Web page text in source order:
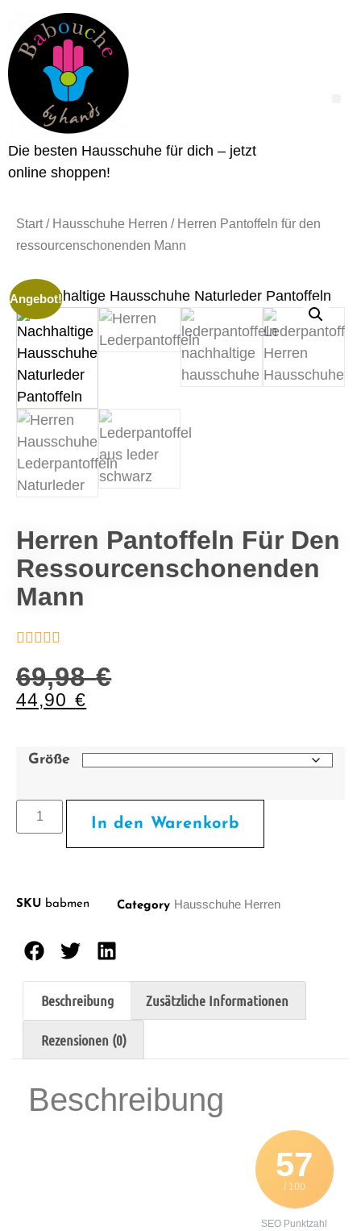
Die besten Hausschuhe für dich – jetzt
online shoppen!
Start/ Hausschuhe Herren / Herren Pantoffeln für den
ressourcenschonenden Mann
Angebot!
Herren Pantoffeln Für Den
Ressourcenschonenden
Mann
    
69,98€
44,90€
Größe
In den Warenkorb
SKU babmen Category Hausschuhe Herren
Beschreibung Zusätzliche Informationen
Rezensionen (0)
Beschreibung
57
/ 100
SEO Punktzahl